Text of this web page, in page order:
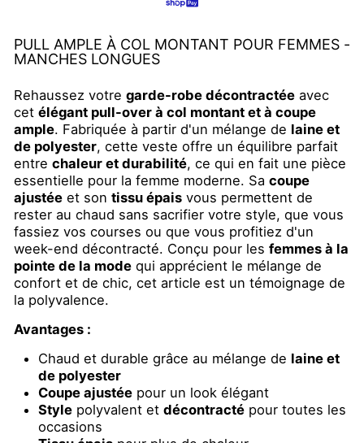
PULL AMPLE À COL MONTANT POUR FEMMES -
MANCHES LONGUES
Rehaussez votre garde-robe décontractée avec
cet élégant pull-over à col montant et à coupe
ample. Fabriquée à partir d'un mélange de laine et
de polyester, cette veste offre un équilibre parfait
entre chaleur et durabilité, ce qui en fait une pièce
essentielle pour la femme moderne. Sa coupe
ajustée et son tissu épais vous permettent de
rester au chaud sans sacrifier votre style, que vous
fassiez vos courses ou que vous profitiez d'un
week-end décontracté. Conçu pour les femmes à la
pointe de la mode qui apprécient le mélange de
confort et de chic, cet article est un témoignage de
la polyvalence.
Avantages :
Chaud et durable grâce au mélange de laine et
de polyester
Coupe ajustée pour un look élégant
Style polyvalent et décontracté pour toutes les
occasions